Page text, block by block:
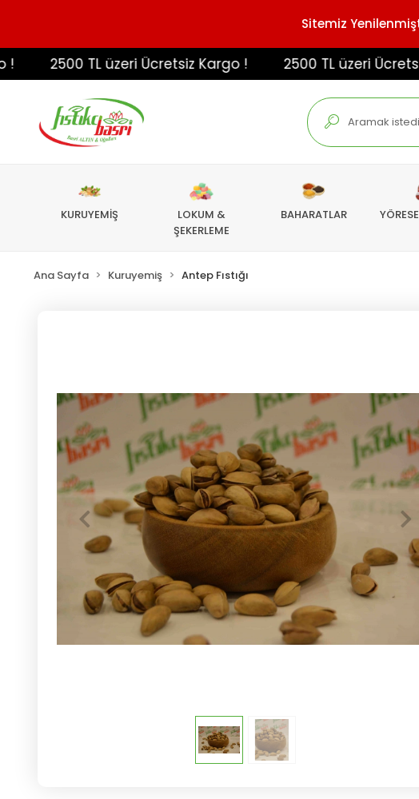
Sitemiz
2500 TL üzeri Ücretsiz Kargo ! 2500 TL üzeri Ücretsiz
KURUYEMİŞ
LOKUM &
ŞEKERLEME
BAHARATLAR
Ana Sayfa Kuruyemiş Antep Fıstığı